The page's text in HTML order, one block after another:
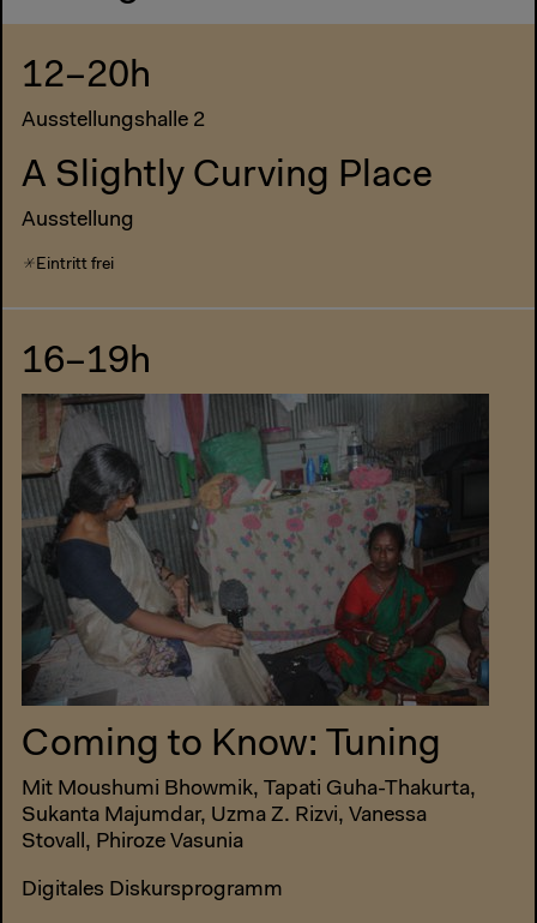
12–20h
Ausstellungshalle 2
A Slightly Curving Place
Ausstellung
Eintritt frei
16–19h
Coming to Know: Tuning
Mit Moushumi Bhowmik, Tapati Guha-Thakurta,
Sukanta Majumdar, Uzma Z. Rizvi, Vanessa
Stovall, Phiroze Vasunia
Digitales Diskursprogramm